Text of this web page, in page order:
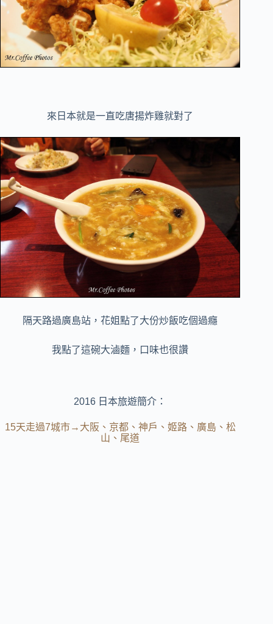
來日本就是一直吃唐揚炸雞就對了
隔天路過廣島站，花姐點了大份炒飯吃個過癮
我點了這碗大滷麵，口味也很讚
2016 日本旅遊簡介：
15天走過7城市→大阪、京都、神戶、姬路、廣島、松
山、尾道